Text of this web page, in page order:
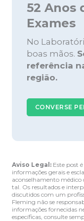
52 Anos
Exames
No
boas mãos.
referência
região.
CONVERSE
Aviso Legal:Este post
informações gerais e
aconselhamento médico
tal. Os resultados e
discutidos com um
Fleming não se
informações fornecidas
específicas, consulte